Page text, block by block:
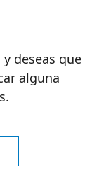
deseas que
alguna